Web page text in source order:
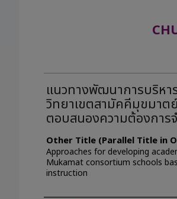
แนวทางพัฒนาการบริหา
วิทยาเขตสามัคคีมุขมาต
ตอบสนองความต้องการ
Other Title (Parallel Title in
Approaches for developing
Mukamat consortium schools
instruction